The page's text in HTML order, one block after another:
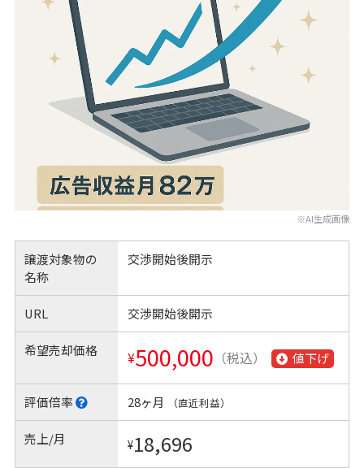
※AI生成画像
譲渡対象物の
名称
交渉開始後開示
URL 交渉開始後開示
希望売却価格 ¥500,000 （税込） 値下げ
評価倍率 28ヶ月 （直近利益）
売上/月 ¥18,696